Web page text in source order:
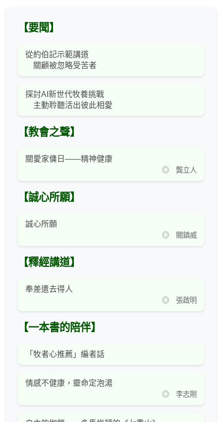
【要聞】
從約伯記示範講道
關顧被忽略受苦者
探討AI新世代牧養挑戰
主動聆聽活出彼此相愛
【教會之聲】
關愛家傭日——精神健康
◎ 龔立人
【誠心所願】
誠心所願
◎ 關鎮威
【釋經講道】
奉差遣去得人
◎ 張啟明
【一本書的陪伴】
「牧者心推薦」編者話
情感不健康，靈命定泡湯
◎ 李志剛